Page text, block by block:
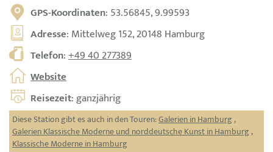
GPS-Koordinaten: 53.56845, 9.99593
Adresse: Mittelweg 152, 20148 Hamburg
Telefon:+49 40 277389
Website
Reisezeit: ganzjährig
Diese Station gibt es auch in den Touren:Galerien in Hamburg ,
Galerien Klassische Moderne und norddeutsche Kunst in Hamburg ,
Klassische Moderne in Hamburg